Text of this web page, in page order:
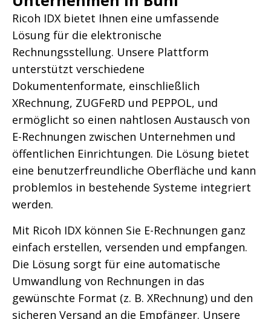
Ricoh IDX bietet Ihnen eine umfassende
Lösung für die elektronische
Rechnungsstellung. Unsere Plattform
unterstützt verschiedene
Dokumentenformate, einschließlich
XRechnung, ZUGFeRD und PEPPOL, und
ermöglicht so einen nahtlosen Austausch von
E-Rechnungen zwischen Unternehmen und
öffentlichen Einrichtungen. Die Lösung bietet
eine benutzerfreundliche Oberfläche und kann
problemlos in bestehende Systeme integriert
werden.
Mit Ricoh IDX können Sie E-Rechnungen ganz
einfach erstellen, versenden und empfangen.
Die Lösung sorgt für eine automatische
Umwandlung von Rechnungen in das
gewünschte Format (z. B. XRechnung) und den
sicheren Versand an die Empfänger. Unsere